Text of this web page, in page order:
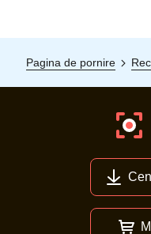
Pagina de pornire